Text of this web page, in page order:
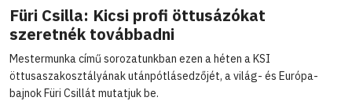
Füri Csilla: Kicsi profi öttusázókat
szeretnék továbbadni
Mestermunka című sorozatunkban ezen a héten a KSI
öttusaszakosztályának utánpótlásedzőjét, a világ- és Európa-
bajnok Füri Csillát mutatjuk be.